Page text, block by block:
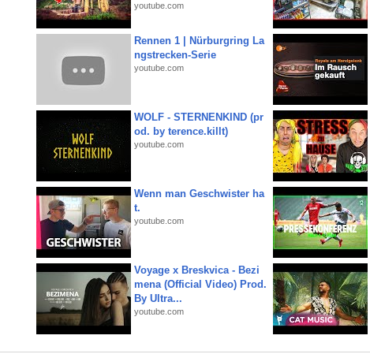
youtube.com
Rennen 1 | Nürburgring La
ngstrecken-Serie
youtube.com
WOLF - STERNENKIND (pr
od. by terence.killt)
youtube.com
Wenn man Geschwister ha
t.
youtube.com
Voyage x Breskvica - Bezi
mena (Official Video) Prod.
By Ultra...
youtube.com